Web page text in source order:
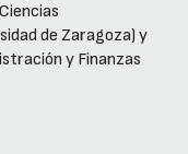
de Zaragoza) y
y Finanzas